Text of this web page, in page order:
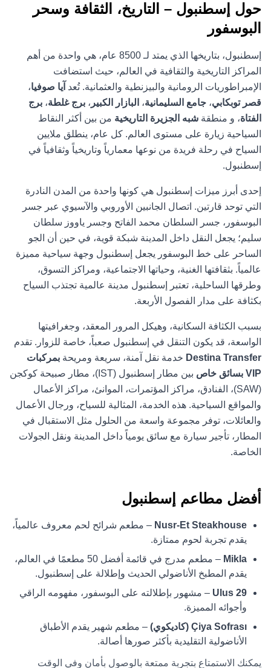
حول إسطنبول – التاريخ، الثقافة وسحر
البوسفور
إسطنبول، بتاريخها الذي يمتد لـ 8500 عام، هي واحدة من أهم
المراكز التاريخية والثقافية في العالم، حيث استضافت
الإمبراطوريات الرومانية والبيزنطية والعثمانية. تُعد آيا صوفيا،
قصر توبكابي، جامع السليمانية، البازار الكبير ، برج غلطة، برج
الفتاة، و منطقة شبه الجزيرة التاريخية من بين أكثر النقاط
السياحية زيارة على مستوى العالم. كل عام، ينطلق ملايين
السياح في رحلة فريدة من نوعها معمارياً وتاريخياً وثقافياً في
إسطنبول.
إحدى أبرز ميزات إسطنبول هي كونها واحدة من المدن النادرة
التي توحد قارتين. اتصال الجانبين الأوروبي والآسيوي عبر جسر
البوسفور، جسر السلطان محمد الفاتح وجسر ياووز سلطان
سليم؛ يجعل النقل داخل المدينة شبكة قوية، في حين أن الجو
الساحر على خط البوسفور يجعل إسطنبول وجهة سياحية مميزة
عالمياً. بثقافتها الغنية، وحياتها الاجتماعية، ومراكز التسوق،
وطرقها الساحلية، تعتبر إسطنبول مدينة عالمية تجتذب السياح
بكثافة على مدار الفصول الأربعة.
بسبب الكثافة السكانية، وهيكل المرور المعقد، وجغرافيتها
الواسعة، قد يكون التنقل في إسطنبول صعباً، خاصة للزوار. تقدم
Destina Transfer خدمة نقل آمنة، سريعة ومريحة بمركبات
VIP بسائق خاص
بين مطار إسطنبول (IST)، مطار صبيحة كوكجن
(SAW)، الفنادق، مراكز المؤتمرات، الموانئ، مراكز الأعمال
والمواقع السياحية. هذه الخدمة، المثالية للسياح، ورجال الأعمال
والعائلات، توفر مجموعة واسعة من الحلول مثل الاستقبال في
المطار، تأجير سيارة مع سائق يومياً داخل المدينة ونقل الجولات
الخاصة.
أفضل مطاعم إسطنبول
Nusr-Et Steakhouse – مطعم شرائح لحم معروف عالمياً،
يقدم تجربة لحوم ممتازة.
Mikla
– مطعم مدرج في قائمة أفضل 50 مطعمًا في العالم،
يقدم المطبخ الأناضولي الحديث وإطلالة على إسطنبول.
Ulus 29 – مشهور بإطلالته على البوسفور، مفهومه الراقي
وأجوائه المميزة.
Çiya Sofrası (كاديكوي)
– مطعم شهير يقدم الأطباق
الأناضولية التقليدية بأكثر صورها أصالة.
يمكنك الاستمتاع بتجربة ممتعة بالوصول بأمان وفي الوقت